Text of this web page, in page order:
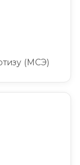
(МСЭ)